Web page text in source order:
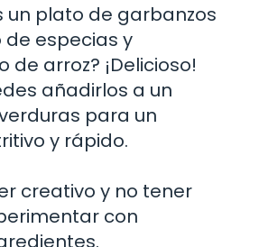
un plato de garbanzos
de especias y
arroz? ¡Delicioso!
añadirlos a un
para un
y rápido.
creativo y no tener
con